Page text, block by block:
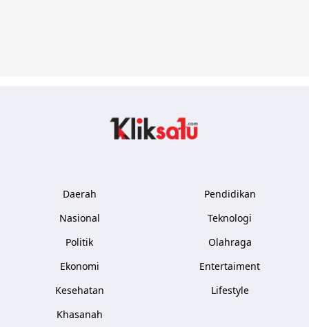
Daerah
Nasional
Politik
Ekonomi
Kesehatan
Khasanah
Pendidikan
Teknologi
Olahraga
Entertaiment
Lifestyle